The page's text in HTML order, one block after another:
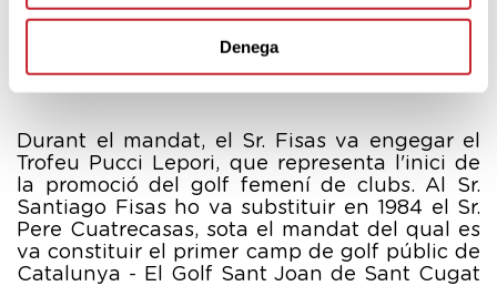
Denega
Espanyola a les autonòmiques una vegada
Direcció General de l’Esport de la Generalitat
de Catalunya a principis dels anys 80.
Durant el mandat, el Sr. Fisas va engegar el
Trofeu Pucci Lepori, que representa l'inici de
la promoció del golf femení de clubs. Al Sr.
Santiago Fisas ho va substituir en 1984 el Sr.
Pere Cuatrecasas, sota el mandat del qual es
va constituir el primer camp de golf públic de
Catalunya - El Golf Sant Joan de Sant Cugat